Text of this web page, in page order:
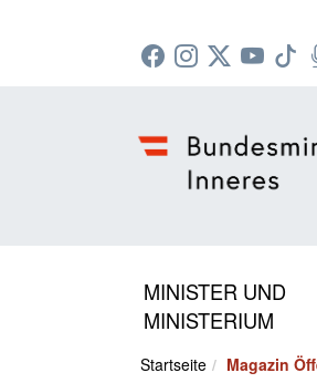
MINISTER UND
MINISTERIUM
Startseite Magazin